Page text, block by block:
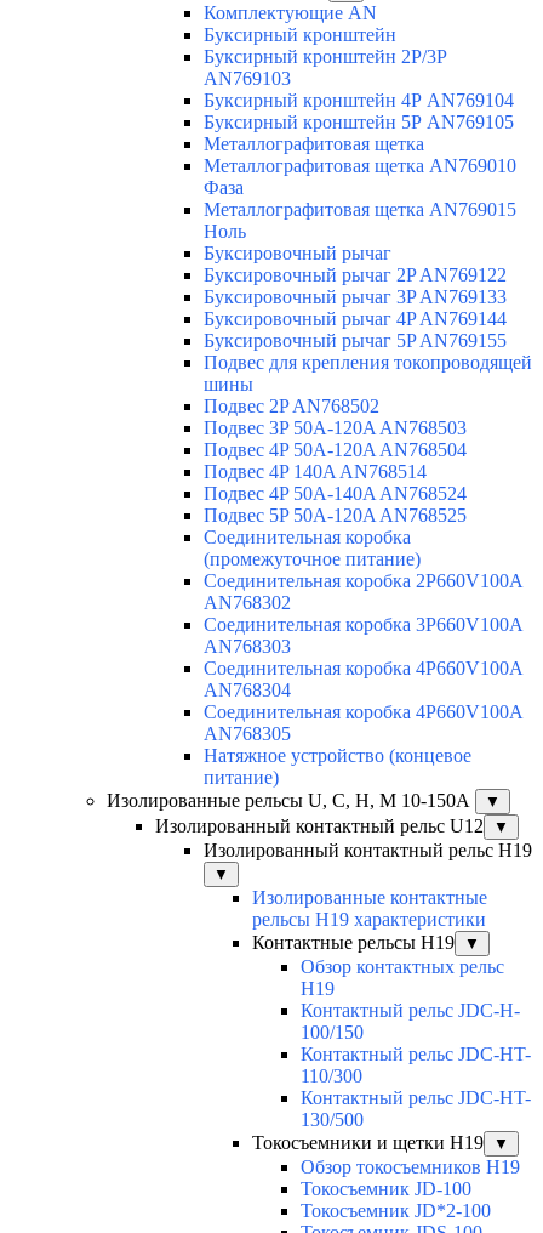
Комплектующие AN
Буксирный кронштейн
Буксирный кронштейн 2Р/3Р
AN769103
Буксирный кронштейн 4Р AN769104
Буксирный кронштейн 5Р AN769105
Металлографитовая щетка
Металлографитовая щетка AN769010
Фаза
Металлографитовая щетка AN769015
Ноль
Буксировочный рычаг
Буксировочный рычаг 2P AN769122
Буксировочный рычаг 3P AN769133
Буксировочный рычаг 4P AN769144
Буксировочный рычаг 5P AN769155
Подвес для крепления токопроводящей
шины
Подвес 2P AN768502
Подвес 3P 50A-120A AN768503
Подвес 4P 50A-120A AN768504
Подвес 4P 140A AN768514
Подвес 4P 50A-140A AN768524
Подвес 5P 50A-120A AN768525
Соединительная коробка
(промежуточное питание)
Соединительная коробка 2P660V100A
AN768302
Соединительная коробка 3P660V100A
AN768303
Соединительная коробка 4P660V100A
AN768304
Соединительная коробка 4P660V100A
AN768305
Натяжное устройство (концевое
питание)
Изолированные рельсы U, C, H, M 10-150А
▼
Изолированный контактный рельс U12 ▼
Изолированный контактный рельс Н19
▼
Изолированные контактные
рельсы Н19 характеристики
Контактные рельсы H19
▼
Обзор контактных рельс
H19
Контактный рельс JDC-H-
100/150
Контактный рельс JDC-HT-
110/300
Контактный рельс JDC-HT-
130/500
Токосъемники и щетки H19
▼
Обзор токосъемников H19
Токосъемник JD-100
Токосъемник JD*2-100